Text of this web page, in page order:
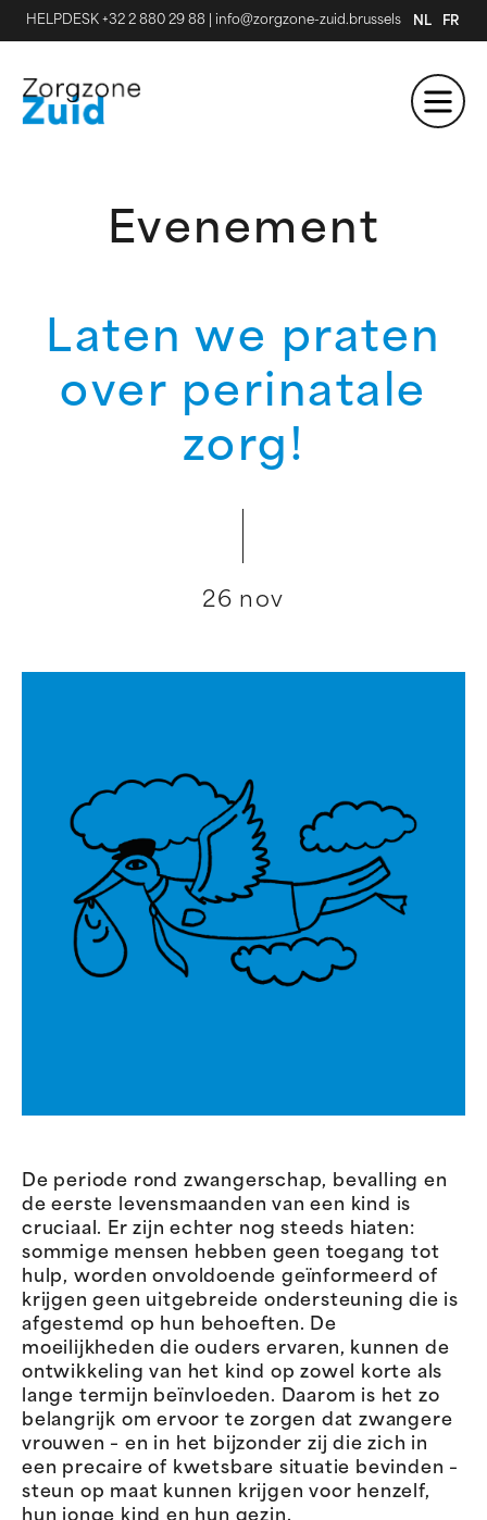
HELPDESK +32 2 880 29 88 info@zorgzone-zuid.brussels NL FR
Evenement
Laten we praten
over perinatale
zorg!
26 nov
De periode rond zwangerschap, bevalling en
de eerste levensmaanden van een kind is
cruciaal. Er zijn echter nog steeds hiaten:
sommige mensen hebben geen toegang tot
hulp, worden onvoldoende geïnformeerd of
krijgen geen uitgebreide ondersteuning die is
afgestemd op hun behoeften. De
moeilijkheden die ouders ervaren, kunnen de
ontwikkeling van het kind op zowel korte als
lange termijn beïnvloeden. Daarom is het zo
belangrijk om ervoor te zorgen dat zwangere
vrouwen – en in het bijzonder zij die zich in
een precaire of kwetsbare situatie bevinden –
steun op maat kunnen krijgen voor henzelf,